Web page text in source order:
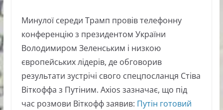
Минулої середи Трамп провів телефонну
конференцію з президентом України
Володимиром Зеленським і низкою
європейських лідерів, де обговорив
результати зустрічі свого спецпосланця Стіва
Віткоффа з Путіним. Axios зазначає, що під
час розмови Віткофф заявив: Путін готовий